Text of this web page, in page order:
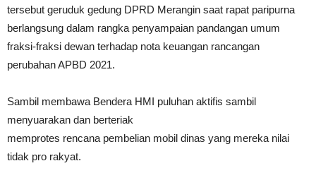
tersebut geruduk gedung DPRD Merangin saat rapat paripurna
berlangsung dalam rangka penyampaian pandangan umum
fraksi-fraksi dewan terhadap nota keuangan rancangan
perubahan APBD 2021.
Sambil membawa Bendera HMI puluhan aktifis sambil
menyuarakan dan berteriak
memprotes rencana pembelian mobil dinas yang mereka nilai
tidak pro rakyat.